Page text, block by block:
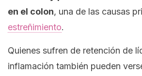
en el colon, una de las causas
estreñimiento.
Quienes sufren de retención de
inflamación también pueden